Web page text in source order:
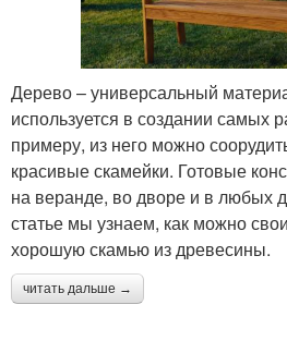
Дерево – универсальный
используется в создании самых
примеру, из него можно
красивые скамейки. Готовые
на веранде, во дворе и в любых
статье мы узнаем, как можно
хорошую скамью из древесины.
читать дальше →